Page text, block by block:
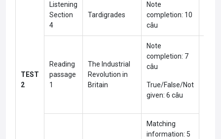
TEST
2
Listening
Section
4
Tardigrades
Note
completion: 10
câu
Reading
passage
1
The Industrial
Revolution in
Britain
Note
completion: 7
câu
True/False/Not
given: 6 câu
Matching
information: 5